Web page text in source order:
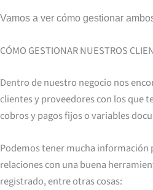
Vamos a ver cómo gestionar
CÓMO GESTIONAR NUESTROS
Dentro de nuestro negocio nos
clientes y proveedores con los que
cobros y pagos fijos o variables
Podemos tener mucha información
relaciones con una buena
registrado, entre otras cosas: